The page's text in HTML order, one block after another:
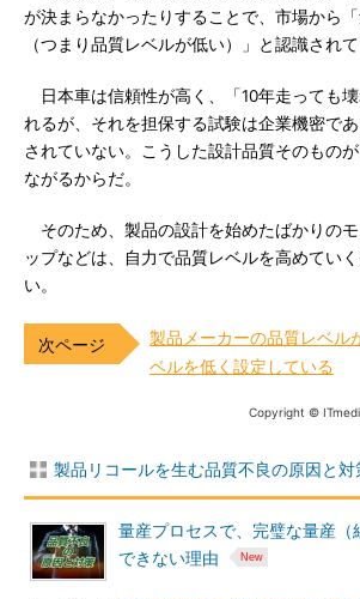
が決まらなかったりすることで、市場から
（つまり品質レベルが低い）」と認識されて
日本車は信頼性が高く、「10年走っても
れるが、それを担保する試験は企業機密で
されていない。こうした設計品質そのもの
ながるからだ。
そのため、製品の設計を始めたばかりの
ップなどは、自力で品質レベルを高めてい
い。
製品メーカーの品質レベル
ベルを低く設定している
Copyright ©
製品リコールを生む品質不良の原因と
量産プロセスで、完璧な量産（
できない理由